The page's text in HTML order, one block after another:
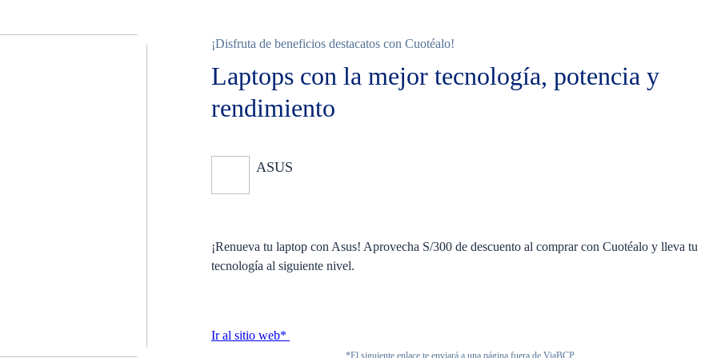
¡Disfruta de beneficios destacatos con Cuotéalo!
Laptops con la mejor tecnología, potencia y
rendimiento
ASUS
¡Renueva tu laptop con Asus! Aprovecha S/300 de descuento al comprar con Cuotéalo y lleva tu
tecnología al siguiente nivel.
Ir al sitio web*
*El siguiente enlace te enviará a una página fuera de ViaBCP.